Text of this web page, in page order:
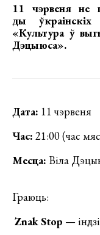
11 чэрвеня не
ды ў
«Культура ў
Дэцыюса».
Дата: 11 чэрвеня
Час: 21:00 (час
Месца: Віла
Граюць:
Znak Stop —